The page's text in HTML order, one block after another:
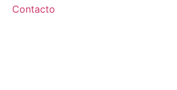
Contacto